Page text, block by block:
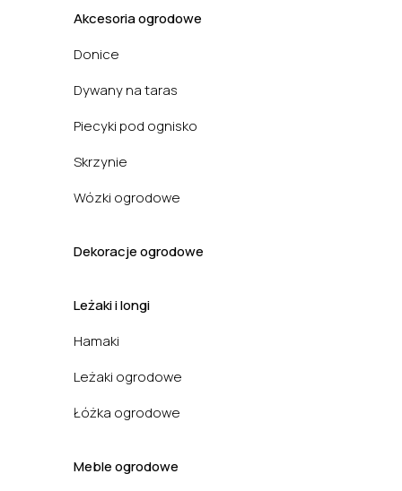
Akcesoria ogrodowe
Donice
Dywany na taras
Piecyki pod ognisko
Skrzynie
Wózki ogrodowe
Dekoracje ogrodowe
Leżaki i longi
Hamaki
Leżaki ogrodowe
Łóżka ogrodowe
Meble ogrodowe